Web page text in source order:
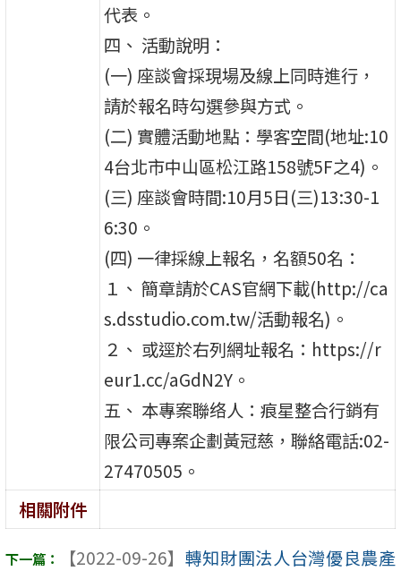
代表。
四、 活動說明：
(一) 座談會採現場及線上同時進行，
請於報名時勾選參與方式。
(二) 實體活動地點：學客空間(地址:10
4台北市中山區松江路158號5F之4)。
(三) 座談會時間:10月5日(三)13:30-1
6:30。
(四) 一律採線上報名，名額50名：
１、 簡章請於CAS官網下載(http://ca
s.dsstudio.com.tw/活動報名)。
２、 或逕於右列網址報名：https://r
eur1.cc/aGdN2Y。
五、 本專案聯络人：痕星整合行銷有
限公司專案企劃黃冠慈，聯絡電話:02-
27470505。
相關附件
【2022-09-26】 轉知財團法人台灣優良農產